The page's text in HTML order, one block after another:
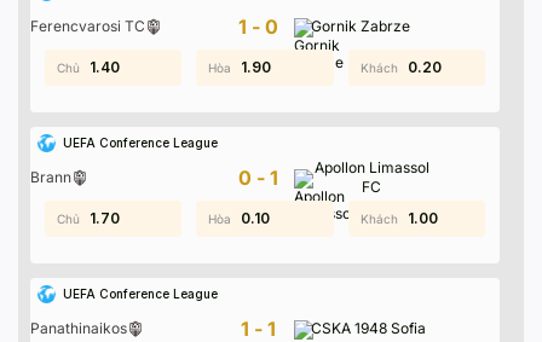
Ferencvarosi TC 1-0 Gornik Zabrze
1.50 0.50 1.10
1.40 1.90 0.20
UEFA Conference League
Brann 0-1
Apollon Limassol
FC
0.50
1.50 0.40
1.70 0.10 1.00
UEFA Conference League
Panathinaikos 1-1 CSKA 1948 Sofia